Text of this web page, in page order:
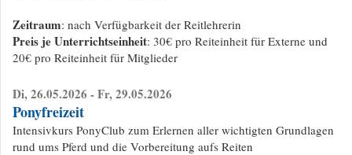
Zeitraum: nach Verfügbarkeit der Reitlehrerin
Preis je Unterrichtseinheit: 30€ pro Reiteinheit für Externe und
20€ pro Reiteinheit für Mitglieder
Di, 26.05.2026 - Fr, 29.05.2026
Ponyfreizeit
Intensivkurs PonyClub zum Erlernen aller wichtigten Grundlagen
rund ums Pferd und die Vorbereitung aufs Reiten